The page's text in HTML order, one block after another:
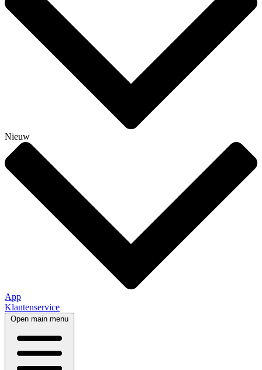
Nieuw
App
Klantenservice
Open main menu